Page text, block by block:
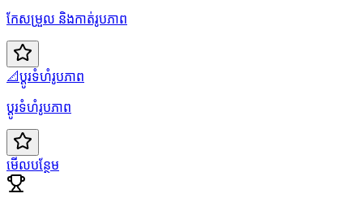
កែសម្រួល និងកាត់រូបភាព
📐ប្តូរទំហំរូបភាព
ប្ដូរទំហំរូបភាព
មើលបន្ថែម